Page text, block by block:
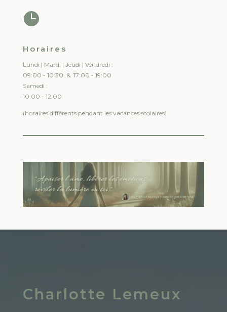

Horaires
Lundi | Mardi | Jeudi | Vendredi :
09:00 - 10:30 & 17:00 - 19:00
Samedi :
10:00 - 12:00
(horaires différents pendant les vacances scolaires)
Charlotte Lemeux